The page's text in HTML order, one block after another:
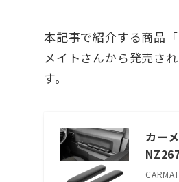
本記事で紹介する商品
メイトさんから発売さ
す。
カー